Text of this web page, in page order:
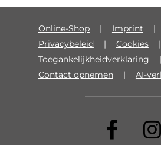
Online-Shop
Imprint
Privacybeleid
Cookies
Toegankelijkheidverklaring
Contact opnemen
AI-